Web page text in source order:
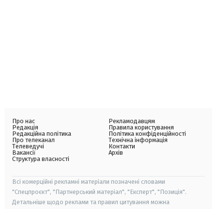
Про нас
Редакція
Редакційна політика
Про телеканал
Телеведучі
Вакансії
Структура власності
Рекламодавцям
Правила користування
Політика конфіденційності
Технічна інформація
Контакти
Архів
Всі комерційні рекламні матеріали позначені словами
"Спецпроєкт", "Партнерський матеріал", "Експерт", "Позиція".
Детальніше щодо реклами та правил цитування можна